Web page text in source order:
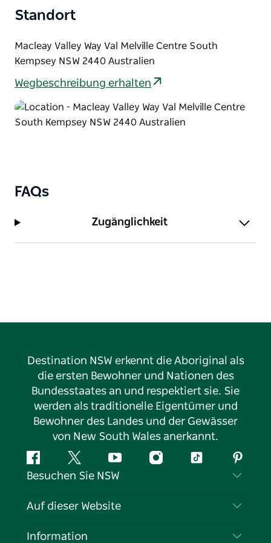
Standort
Macleay Valley Way Val Melville Centre South
Kempsey NSW 2440 Australien
Wegbeschreibung erhalten
FAQs
Zugänglichkeit
Destination NSW erkennt die Aboriginal als
die ersten Bewohner und Nationen des
Bundesstaates an und respektiert sie. Sie
werden als traditionelle Eigentümer und
Bewohner des Landes und der Gewässer
von New South Wales anerkannt.
FacebookTwitter YouTubeInstagramTikTok
Besuchen Sie NSW
Kontaktieren Sie uns
Auf dieser Website
Reiseziele
Information